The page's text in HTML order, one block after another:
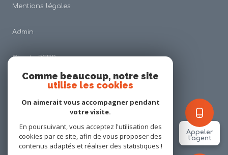
Appeler
l'agent
Mentions légales
Admin
Charte RGDP
Nos honoraires
Cookies
Comme beaucoup, notre site
utilise les cookies
On aimerait vous accompagner pendant
votre visite.
En poursuivant, vous acceptez l'utilisation des
cookies par ce site, afin de vous proposer des
contenus adaptés et réaliser des statistiques !